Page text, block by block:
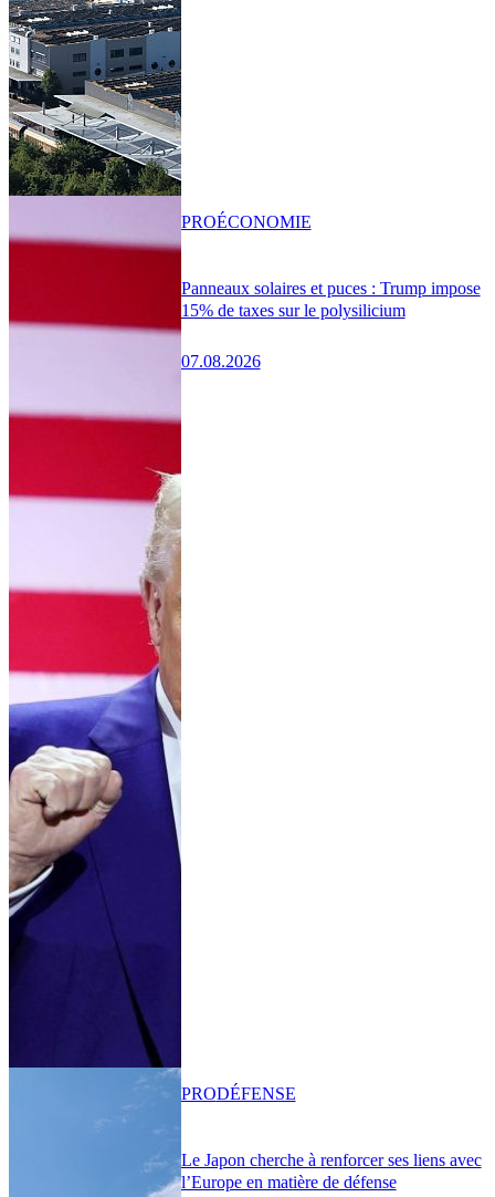
Panneaux solaires et puces : Trump impose
15% de taxes sur le polysilicium
07.08.2026
PROÉCONOMIE
Le Japon cherche à renforcer ses liens avec
l’Europe en matière de défense
PRODÉFENSE